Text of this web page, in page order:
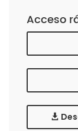
Acceso